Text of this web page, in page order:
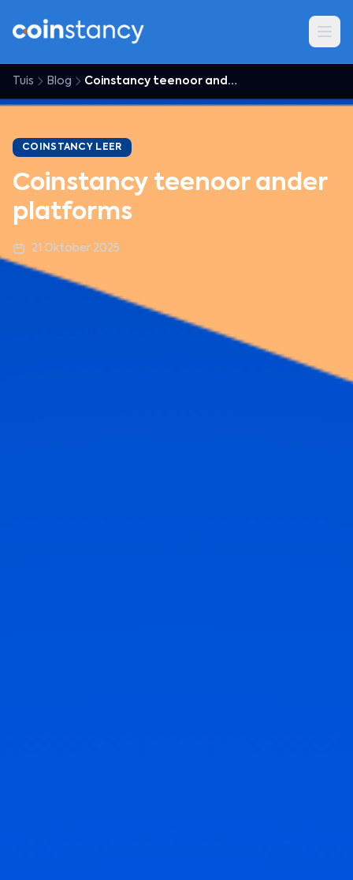
Tuis Blog Coinstancy teenoor ander platforms
COINSTANCY LEER
Coinstancy teenoor ander
platforms
21 Oktober 2025